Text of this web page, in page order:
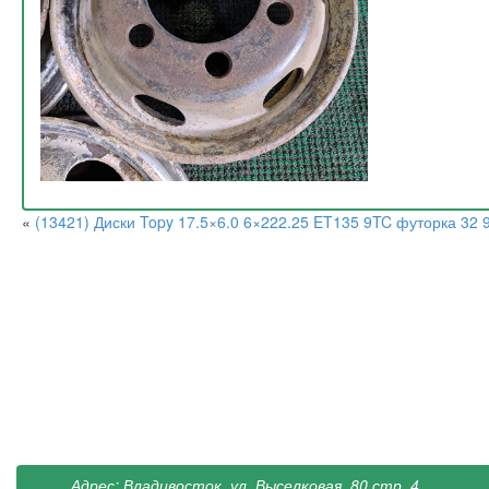
« (13421) Диски Topy 17.5×6.0 6×222.25 ET135 9TC футорка 32
Адрес: Владивосток, ул. Выселковая, 80 стр. 4